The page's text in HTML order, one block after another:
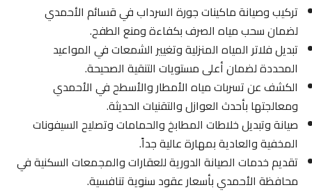
تركيب وصيانة ماكينات جورة السرداب في قسائم الأحمدي
لضمان سحب مياه الصرف بكفاءة ومنع الطفح.
تبديل فلاتر المياه المنزلية وتغيير الشمعات في المواعيد
المحددة لضمان أعلى مستويات التنقية الصحيحة.
الكشف عن تسربات مياه الأمطار والأسطح في الأحمدي
ومعالجتها بأحدث العوازل والتقنيات الحديثة.
صيانة وتبديل خلاطات المطابخ والحمامات وتصليح السيفونات
المخفية والعادية بمهارة عالية جداً.
تقديم خدمات الصيانة الدورية للعقارات والمجمعات السكنية في
محافظة الأحمدي بأسعار عقود سنوية تنافسية.